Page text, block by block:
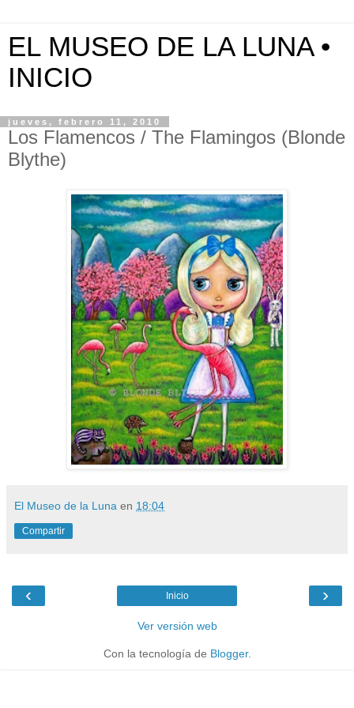
EL MUSEO DE LA LUNA •
INICIO
jueves, febrero 11, 2010
Los Flamencos / The Flamingos (Blonde
Blythe)
El Museo de la Luna en 18:04
Compartir
‹ ›
Inicio
Ver versión web
Con la tecnología de Blogger.